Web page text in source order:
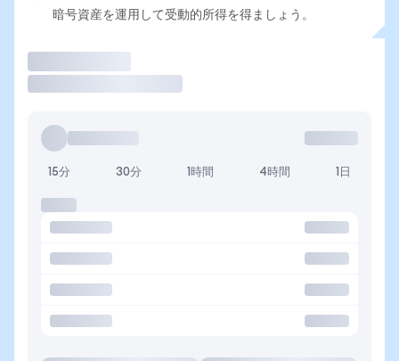
暗号資産を運用して受動的所得を得ましょう。
15分 30分 1時間 4時間 1日